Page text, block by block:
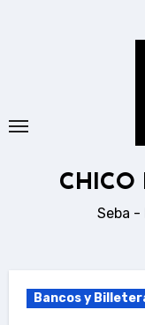
CHICO
Seba -
Bancos y